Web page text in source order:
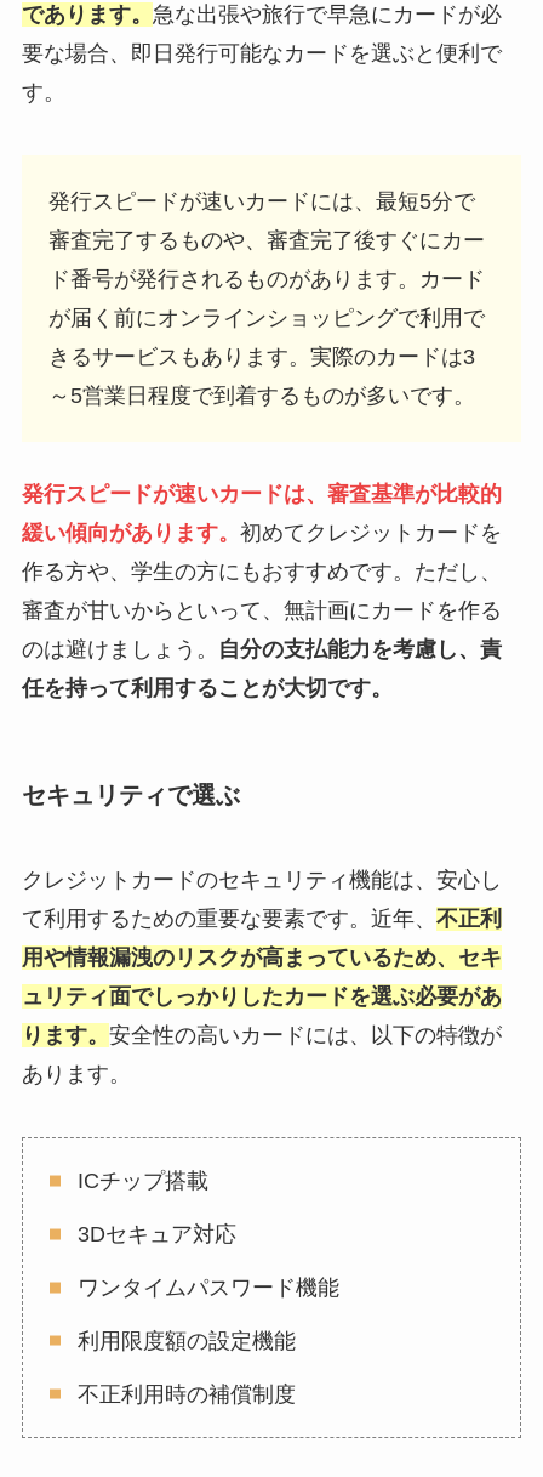
であります。 急な出張や旅行で早急にカードが必
要な場合、即日発行可能なカードを選ぶと便利で
す。
発行スピードが速いカードには、最短5分で
審査完了するものや、審査完了後すぐにカー
ド番号が発行されるものがあります。カード
が届く前にオンラインショッピングで利用で
きるサービスもあります。実際のカードは3
～5営業日程度で到着するものが多いです。
発行スピードが速いカードは、審査基準が比較的
緩い傾向があります。 初めてクレジットカードを
作る方や、学生の方にもおすすめです。ただし、
審査が甘いからといって、無計画にカードを作る
のは避けましょう。
自分の支払能力を考慮し、責
任を持って利用することが大切です。
セキュリティで選ぶ
クレジットカードのセキュリティ機能は、安心し
て利用するための重要な要素です。近年、 不正利
用や情報漏洩のリスクが高まっているため、セキ
ュリティ面でしっかりしたカードを選ぶ必要があ
ります。 安全性の高いカードには、以下の特徴が
あります。
ICチップ搭載
3Dセキュア対応
ワンタイムパスワード機能
利用限度額の設定機能
不正利用時の補償制度